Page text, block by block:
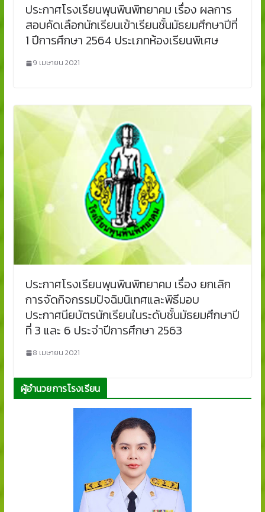
ประกาศโรงเรียนพุนพินพิทยาคม เรื่อง ผลการ
สอบคัดเลือกนักเรียนเข้าเรียนชั้นมัธยมศึกษาปีที่
1 ปีการศึกษา 2564 ประเภทห้องเรียนพิเศษ
9 เมษายน 2021
ประกาศโรงเรียนพุนพินพิทยาคม เรื่อง ยกเลิก
การจัดกิจกรรมปัจฉิมนิเทศและพิธีมอบ
ประกาศนียบัตรนักเรียนในระดับชั้นมัธยมศึกษาปี
ที่ 3 และ 6 ประจำปีการศึกษา 2563
8 เมษายน 2021
ผู้อำนวยการโรงเรียน